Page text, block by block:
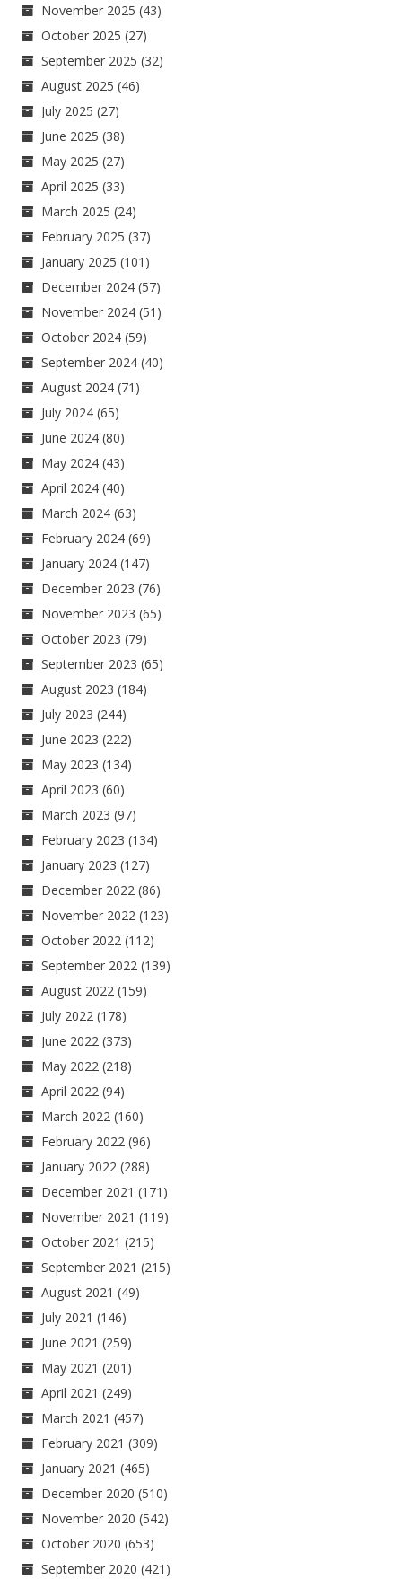
November 2025 (43)
October 2025 (27)
September 2025 (32)
August 2025 (46)
July 2025 (27)
June 2025 (38)
May 2025 (27)
April 2025 (33)
March 2025 (24)
February 2025 (37)
January 2025 (101)
December 2024 (57)
November 2024 (51)
October 2024 (59)
September 2024 (40)
August 2024 (71)
July 2024 (65)
June 2024 (80)
May 2024 (43)
April 2024 (40)
March 2024 (63)
February 2024 (69)
January 2024 (147)
December 2023 (76)
November 2023 (65)
October 2023 (79)
September 2023 (65)
August 2023 (184)
July 2023 (244)
June 2023 (222)
May 2023 (134)
April 2023 (60)
March 2023 (97)
February 2023 (134)
January 2023 (127)
December 2022 (86)
November 2022 (123)
October 2022 (112)
September 2022 (139)
August 2022 (159)
July 2022 (178)
June 2022 (373)
May 2022 (218)
April 2022 (94)
March 2022 (160)
February 2022 (96)
January 2022 (288)
December 2021 (171)
November 2021 (119)
October 2021 (215)
September 2021 (215)
August 2021 (49)
July 2021 (146)
June 2021 (259)
May 2021 (201)
April 2021 (249)
March 2021 (457)
February 2021 (309)
January 2021 (465)
December 2020 (510)
November 2020 (542)
October 2020 (653)
September 2020 (421)